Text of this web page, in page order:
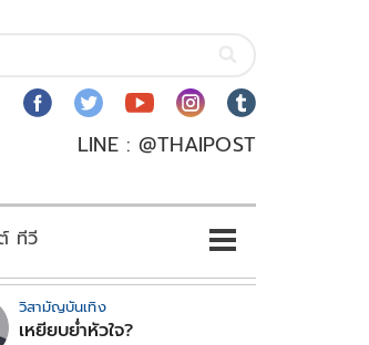
LINE : @THAIPOST
ทีวี
วิสามัญบันเทิง
เหยียบย่ำหัวใจ?